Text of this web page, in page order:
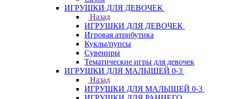
ИГРУШКИ ДЛЯ ДЕВОЧЕК
Назад
ИГРУШКИ ДЛЯ ДЕВОЧЕК
Игровая атрибутика
Куклы/пупсы
Сувениры
Тематические игры для девочек
ИГРУШКИ ДЛЯ МАЛЫШЕЙ 0-3
Назад
ИГРУШКИ ДЛЯ МАЛЫШЕЙ 0-3